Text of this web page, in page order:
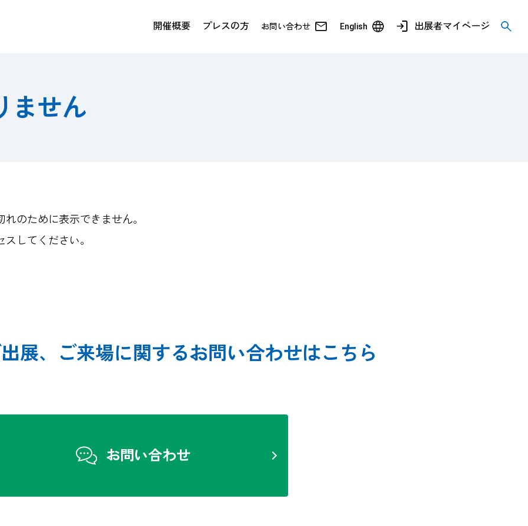
開催概要 プレスの方 お問い合わせ English 出展者マイページ
ません
のために表示できません。
してください。
展、ご来場に関するお問い合わせはこちら
お問い合わせ